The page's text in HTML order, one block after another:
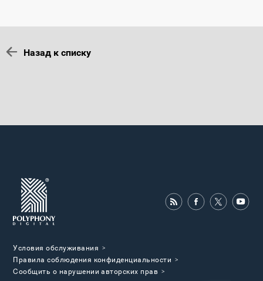
Назад к списку
Условия обслуживания
Правила соблюдения конфиденциальности
Cообщить о нарушении авторских прав